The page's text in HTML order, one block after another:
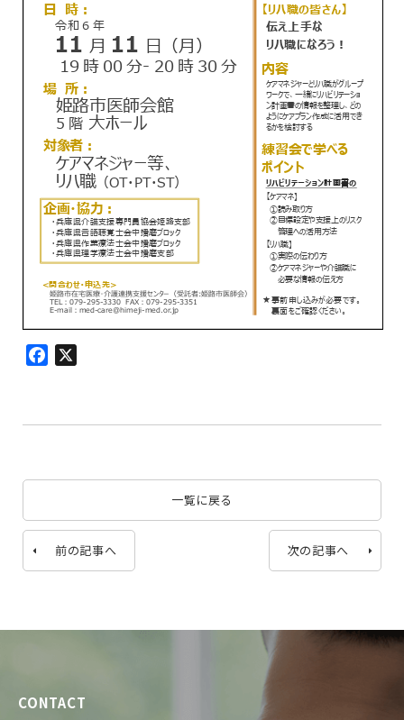
Facebook
一覧に戻る
前の記事へ 次の記事へ
CONTACT